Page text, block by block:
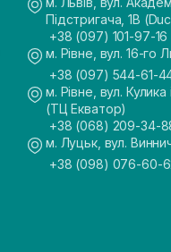
Підстригача, 1В
+38 (097) 101-97-16
м. Рівне, вул. 16-го
+38 (097) 544-61-
м. Рівне, вул. Кулика
(ТЦ Екватор)
+38 (068) 209-34-
м. Луцьк, вул.
+38 (098) 076-60-